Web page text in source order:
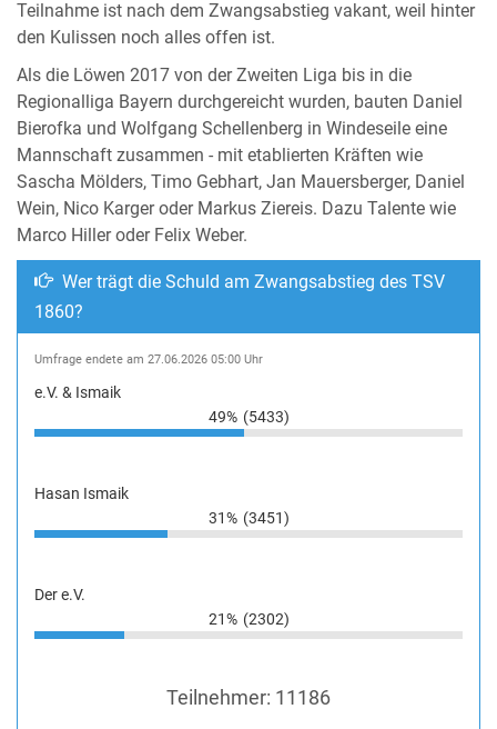
Teilnahme ist nach dem Zwangsabstieg vakant, weil hinter
den Kulissen noch alles offen ist.
Als die Löwen 2017 von der Zweiten Liga bis in die
Regionalliga Bayern durchgereicht wurden, bauten Daniel
Bierofka und Wolfgang Schellenberg in Windeseile eine
Mannschaft zusammen - mit etablierten Kräften wie
Sascha Mölders, Timo Gebhart, Jan Mauersberger, Daniel
Wein, Nico Karger oder Markus Ziereis. Dazu Talente wie
Marco Hiller oder Felix Weber.
Wer trägt die Schuld am Zwangsabstieg des TSV
1860?
Umfrage endete am 27.06.2026 05:00 Uhr
e.V. & Ismaik
49% (5433)
Hasan Ismaik
31% (3451)
Der e.V.
21% (2302)
Teilnehmer: 11186